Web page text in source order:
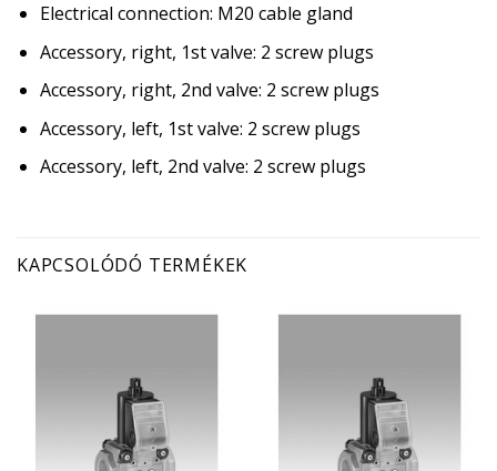
Electrical connection: M20 cable gland
Accessory, right, 1st valve: 2 screw plugs
Accessory, right, 2nd valve: 2 screw plugs
Accessory, left, 1st valve: 2 screw plugs
Accessory, left, 2nd valve: 2 screw plugs
KAPCSOLÓDÓ TERMÉKEK